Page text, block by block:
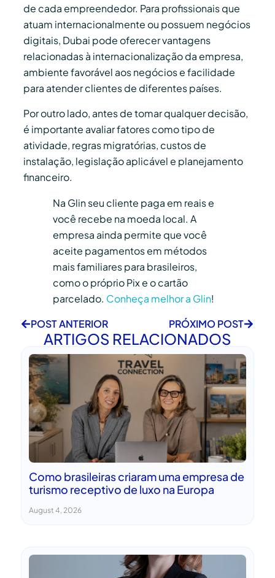
de cada empreendedor. Para profissionais que
atuam internacionalmente ou possuem negócios
digitais, Dubai pode oferecer vantagens
relacionadas à internacionalização da empresa,
ambiente favorável aos negócios e facilidade
para atender clientes de diferentes países.
Por outro lado, antes de tomar qualquer decisão,
é importante avaliar fatores como tipo de
atividade, regras migratórias, custos de
instalação, legislação aplicável e planejamento
financeiro.
Na Glin seu cliente paga em reais e
você recebe na moeda local. A
empresa ainda permite que você
aceite pagamentos em métodos
mais familiares para brasileiros,
como o próprio Pix e o cartão
parcelado. Conheça melhor a Glin!
POST ANTERIOR
PRÓXIMO POST
ARTIGOS RELACIONADOS
Como brasileiras criaram uma empresa de
turismo receptivo de luxo na Europa
August 4, 2026